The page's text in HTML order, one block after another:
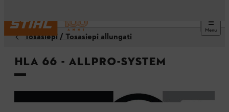
Menu
Tosasiepi / Tosasiepi allungati
HLA 66 - ALLPRO-System